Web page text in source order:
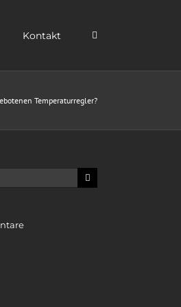
Kontakt
Temperaturregler?